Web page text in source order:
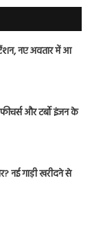
नए अवतार में आ
और टर्बो इंजन के
नई गाड़ी खरीदने से